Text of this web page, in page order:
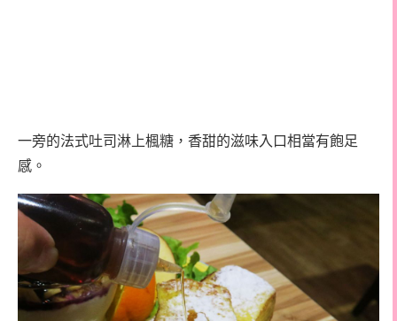
一旁的法式吐司淋上楓糖，香甜的滋味入口相當有飽足
感。